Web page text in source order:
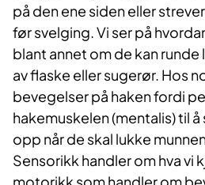
på den ene siden eller
før svelging. Vi ser på
blant annet om de kan
av flaske eller sugerør. Hos
bevegelser på haken fordi
hakemuskelen (mentalis) til
opp når de skal lukke
Sensorikk handler om hva vi